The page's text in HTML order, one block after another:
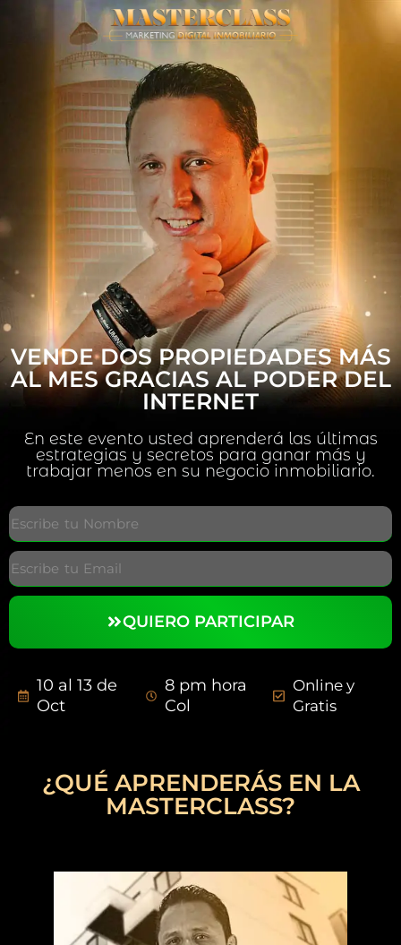
VENDE DOS PROPIEDADES MÁS
AL MES GRACIAS AL PODER DEL
INTERNET
En este evento usted aprenderá las últimas
estrategias y secretos para ganar más y
trabajar menos en su negocio inmobiliario.
QUIERO PARTICIPAR
10 al 13 de
Oct
8 pm hora
Col
Online y
Gratis
¿QUÉ APRENDERÁS EN LA
MASTERCLASS?